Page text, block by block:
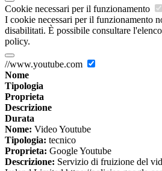
Cookie necessari per il funzionamento
I cookie necessari per il funzionamento
disabilitati. È possibile consultare
policy.
//www.youtube.com
Nome
Tipologia
Proprieta
Descrizione
Durata
Nome: Video Youtube
Tipologia: tecnico
Proprieta: Google Youtube
Descrizione: Servizio di fruizione del